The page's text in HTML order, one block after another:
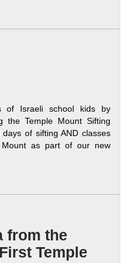
of Israeli school kids by
the Temple Mount Sifting
of sifting AND classes
as part of our new
from the
Temple